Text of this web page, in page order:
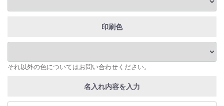
印刷色
それ以外の色についてはお問い合わせください。
名入れ内容を入力